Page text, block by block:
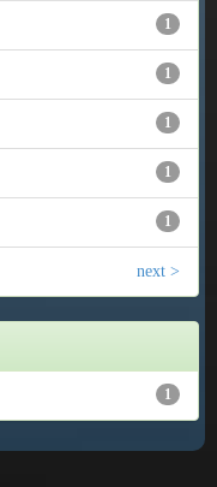
1
1
1
1
1
next >
1